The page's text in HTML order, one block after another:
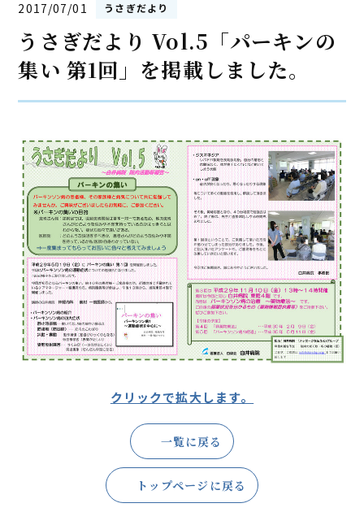
2017/07/01 うさぎだより
うさぎだより Vol.5「パーキンの
集い 第1回」を掲載しました。
クリックで拡大します。
一覧に戻る
トップページに戻る